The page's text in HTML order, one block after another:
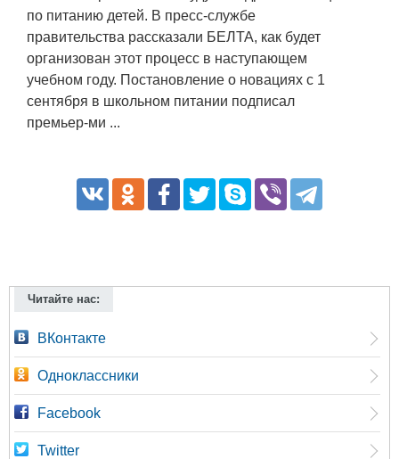
по питанию детей. В пресс-службе
правительства рассказали БЕЛТА, как будет
организован этот процесс в наступающем
учебном году. Постановление о новациях с 1
сентября в школьном питании подписал
премьер-ми ...
Читайте нас:
ВКонтакте
Одноклассники
Facebook
Twitter